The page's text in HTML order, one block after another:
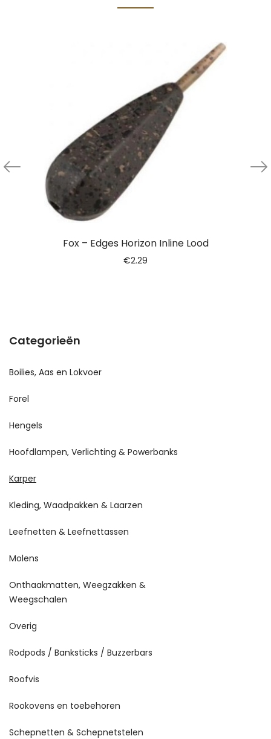
Fox – Edges Horizon Inline Lood
€2.29
Categorieën
Boilies, Aas en Lokvoer
Forel
Hengels
Hoofdlampen, Verlichting & Powerbanks
Karper
Kleding, Waadpakken & Laarzen
Leefnetten & Leefnettassen
Molens
Onthaakmatten, Weegzakken &
Weegschalen
Overig
Rodpods / Banksticks / Buzzerbars
Roofvis
Rookovens en toebehoren
Schepnetten & Schepnetstelen